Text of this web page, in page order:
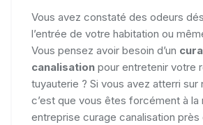
Vous avez constaté des odeurs
l’entrée de votre habitation ou
Vous pensez avoir besoin d’un
canalisation pour entretenir votre
tuyauterie ? Si vous avez atterri
c’est que vous êtes forcément à la
entreprise curage canalisation